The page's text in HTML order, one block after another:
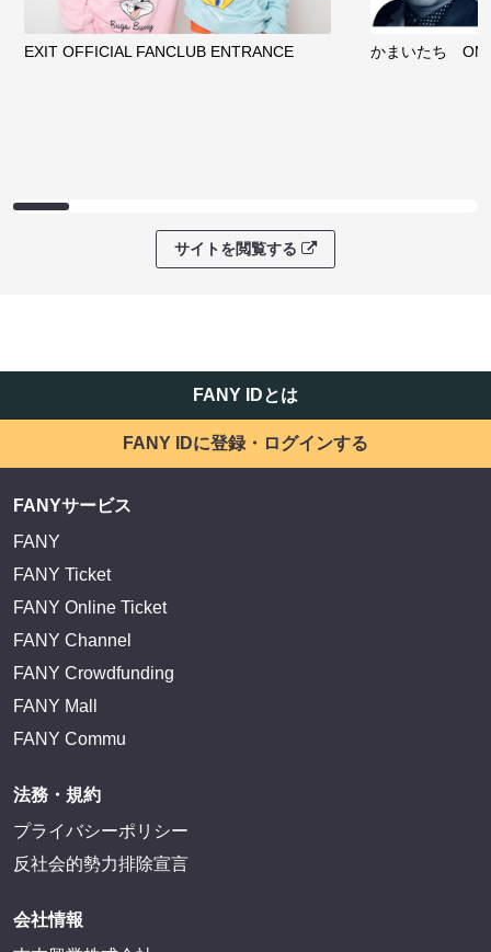
EXIT OFFICIAL FANCLUB ENTRANCE かまいたち
サイトを閲覧する
FANY IDとは
FANY IDに登録・ログインする
FANYサービス
FANY
FANY Ticket
FANY Online Ticket
FANY Channel
FANY Crowdfunding
FANY Mall
FANY Commu
法務・規約
プライバシーポリシー
反社会的勢力排除宣言
会社情報